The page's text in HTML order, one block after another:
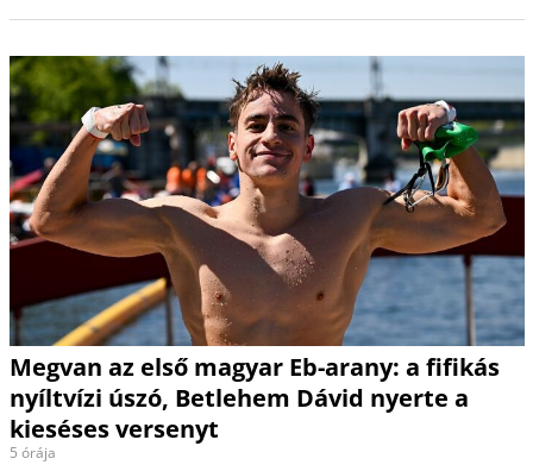
Megvan az első magyar Eb-arany: a fifikás
nyíltvízi úszó, Betlehem Dávid nyerte a
kieséses versenyt
5 órája